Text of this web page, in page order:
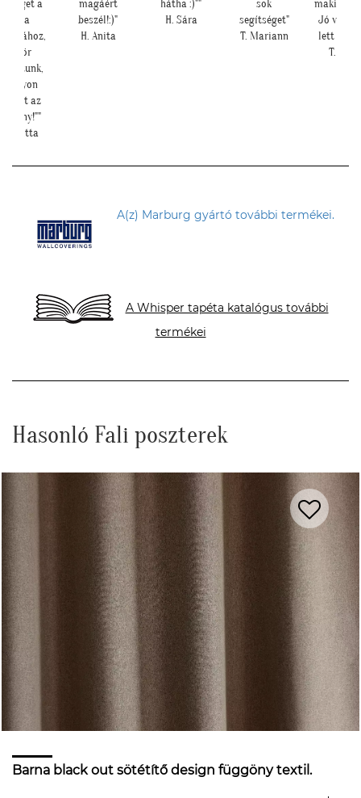
magáért
H. Anita
segítséget"
T. Mariann
makis tapétát.
Jó választás
lett nagyon!"
A(z) Marburg gyártó további termékei.
A Whisper tapéta katalógus további
termékei
Hasonló Fali poszterek
Barna black out sötétítő design függöny textil.